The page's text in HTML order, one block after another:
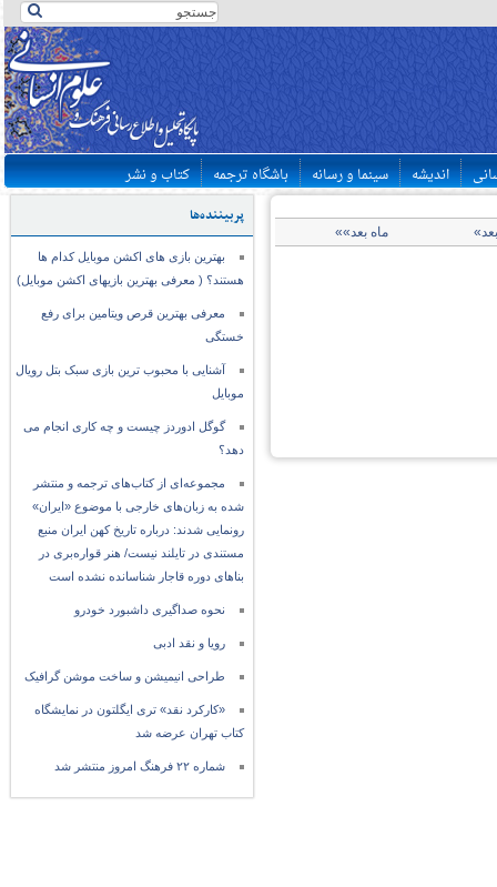
اندیشه سینما و رسانه باشگاه ترجمه کتاب و نشر
پربیننده‌ها
بهترین بازی های اکشن موبایل کدام ها
هستند؟ ( معرفی بهترین بازیهای اکشن موبایل)
معرفی بهترین قرص ویتامین برای رفع
خستگی
آشنایی با محبوب ترین بازی سبک بتل رویال
موبایل
گوگل ادوردز چیست و چه کاری انجام می
دهد؟
مجموعه‌ای از کتاب‌های ترجمه و منتشر
شده به زبان‌های خارجی با موضوع «ایران»
رونمایی شدند: درباره تاریخ کهن ایران منبع
مستندی در تایلند نیست/ هنر قواره‌بری در
بناهای دوره قاجار شناسانده نشده است
نحوه صداگیری داشبورد خودرو
رویا و نقد ادبی
طراحی انیمیشن و ساخت موشن گرافیک
«کارکرد نقد» تری ایگلتون در نمایشگاه
کتاب تهران عرضه شد
شماره ۲۲ فرهنگ امروز منتشر شد
ماه بعد»»